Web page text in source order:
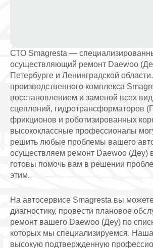
СТО Smagresta —
осуществляющий ремонт Daewoo
Петербурге и Ленинградской
производственного комплекса
восстановлением и заменой всех
сцеплений, гидротрансформаторов
фрикционов и роботизированных
высококлассные профессионалы
решить любые проблемы вашего
осуществляем ремонт Daewoo (Деу)
готовы помочь вам в решении
этим.
На автосервисе Smagresta вы
диагностику, провести плановое
ремонт вашего Daewoo (Деу) по
которых мы специализируемся.
высокую подтвержденную